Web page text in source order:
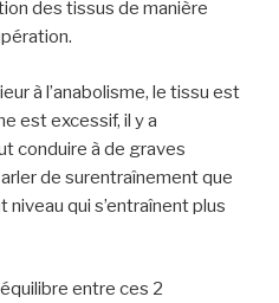
des tissus de manière
à l’anabolisme, le tissu est
est excessif, il y a
conduire à de graves
de surentraînement que
qui s’entraînent plus
équilibre entre ces 2